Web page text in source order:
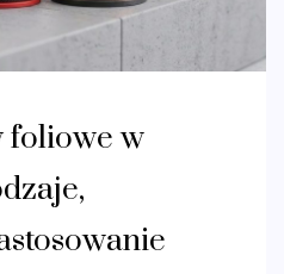
foliowe w